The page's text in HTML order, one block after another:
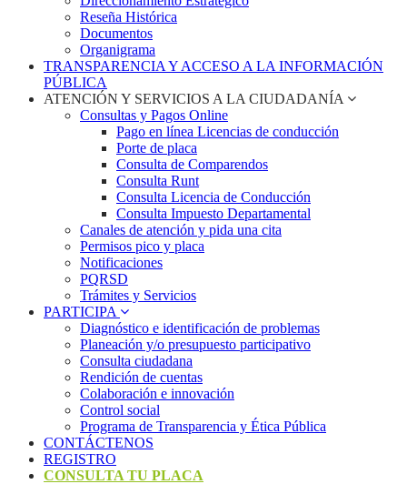
Reseña Histórica
Documentos
Organigrama
TRANSPARENCIA Y ACCESO A LA INFORMACIÓN
PÚBLICA
ATENCIÓN Y SERVICIOS A LA CIUDADANÍA
Consultas y Pagos Online
Pago en línea Licencias de conducción
Porte de placa
Consulta de Comparendos
Consulta Runt
Consulta Licencia de Conducción
Consulta Impuesto Departamental
Canales de atención y pida una cita
Permisos pico y placa
Notificaciones
PQRSD
Trámites y Servicios
PARTICIPA
Diagnóstico e identificación de problemas
Planeación y/o presupuesto participativo​
Consulta ciudadana
Rendición de cuentas
Colaboración e innovación
Control social
Programa de Transparencia y Ética Pública
CONTÁCTENOS
REGISTRO
CONSULTA TU PLACA